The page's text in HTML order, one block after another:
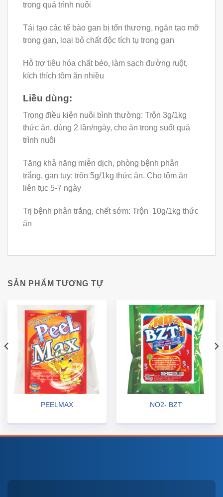
trong quá trình nuôi
Tái tạo các tế bào gan bị tổn thương, ngăn tạo mỡ
trong gan, loại bỏ chất độc tích tụ trong gan
Hỗ trợ tiêu hóa chất béo, làm sạch đường ruột,
kích thích tôm ăn nhiều
Liều dùng:
Trong điều kiện nuôi bình thường: Trộn 3g/1kg
thức ăn, dùng 2 lần/ngày, cho ăn trong suốt quá
trình nuôi
Tăng khả năng miễn dịch, phòng bệnh phân
trắng, gan tụy: trộn 5g/1kg thức ăn. Cho tôm ăn
liên tục 5-7 ngày
Trị bệnh phân trắng, chết sớm: Trộn 10g/1kg thức
ăn
SẢN PHẨM TƯƠNG TỰ
PEELMAX NO2- BZT